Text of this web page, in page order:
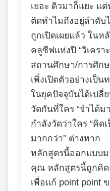
เยอะ ติวมาก็แยะ แ
ติดทำไมถึงอยู่ลำดับ
ถูกเปิดเผยแล้ว ในห
คลูซีฟแห่งปี “วิเคร
สถานศึกษา/การศึก
เพิ่งเปิดตัวอย่างเป็น
ในยุคปัจจุบันได้เปลี่
วัดกันที่ใคร “จำได้ม
กำลังวัดว่าใคร “คิด
มากกว่า” ต่างหา
หลักสูตรนี้ออกแบบ
คุณ หลักสูตรนี้ถูกคิ
เพื่อแก้ point point